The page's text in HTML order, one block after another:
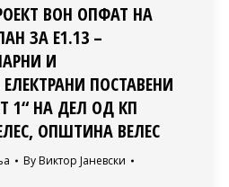
ВОН ОПФАТ НА
ЗА Е1.13 –
И
ПОСТАВЕНИ
1“ НА ДЕЛ ОД КП
ОПШТИНА ВЕЛЕС
By Виктор Јаневски